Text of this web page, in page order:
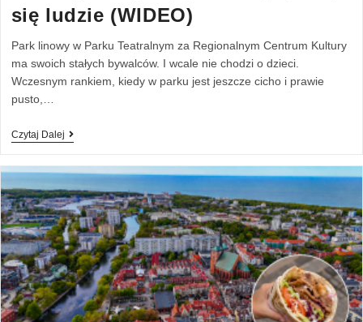
się ludzie (WIDEO)
Park linowy w Parku Teatralnym za Regionalnym Centrum Kultury
ma swoich stałych bywalców. I wcale nie chodzi o dzieci.
Wczesnym rankiem, kiedy w parku jest jeszcze cicho i prawie
pusto,…
Czytaj Dalej